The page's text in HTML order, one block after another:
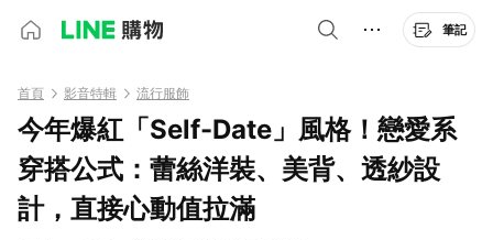
筆記
首頁 影音特輯 流行服飾
今年爆紅「Self-Date」風格！戀愛系
穿搭公式：蕾絲洋裝、美背、透紗設
計，直接心動值拉滿